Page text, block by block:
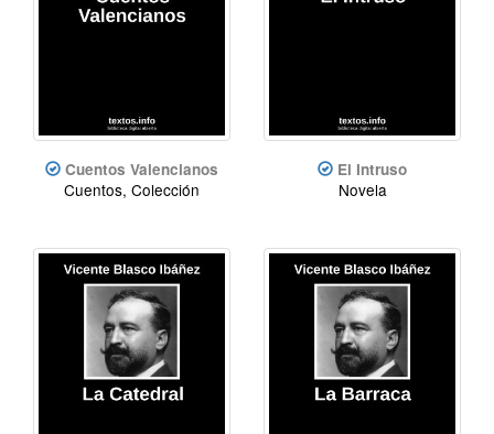
Cuentos Valencianos
Cuentos, Colección
El Intruso
Novela